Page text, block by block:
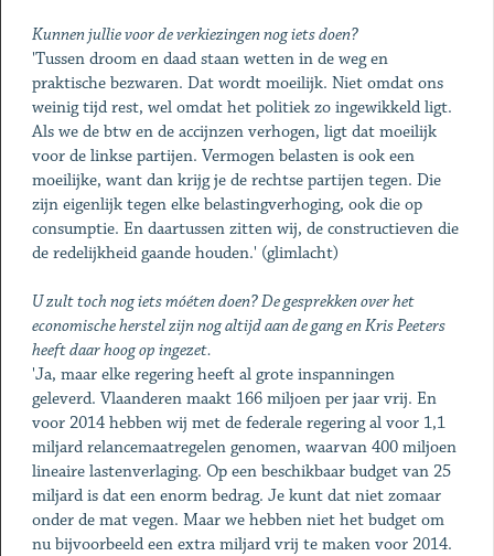
Kunnen jullie voor de verkiezingen nog iets doen?
'Tussen droom en daad staan wetten in de weg en
praktische bezwaren. Dat wordt moeilijk. Niet omdat ons
weinig tijd rest, wel omdat het politiek zo ingewikkeld ligt.
Als we de btw en de accijnzen verhogen, ligt dat moeilijk
voor de linkse partijen. Vermogen belasten is ook een
moeilijke, want dan krijg je de rechtse partijen tegen. Die
zijn eigenlijk tegen elke belastingverhoging, ook die op
consumptie. En daartussen zitten wij, de constructieven die
de redelijkheid gaande houden.' (glimlacht)
U zult toch nog iets móéten doen? De gesprekken over het
economische herstel zijn nog altijd aan de gang en Kris Peeters
heeft daar hoog op ingezet.
'Ja, maar elke regering heeft al grote inspanningen
geleverd. Vlaanderen maakt 166 miljoen per jaar vrij. En
voor 2014 hebben wij met de federale regering al voor 1,1
miljard relancemaatregelen genomen, waarvan 400 miljoen
lineaire lastenverlaging. Op een beschikbaar budget van 25
miljard is dat een enorm bedrag. Je kunt dat niet zomaar
onder de mat vegen. Maar we hebben niet het budget om
nu bijvoorbeeld een extra miljard vrij te maken voor 2014.